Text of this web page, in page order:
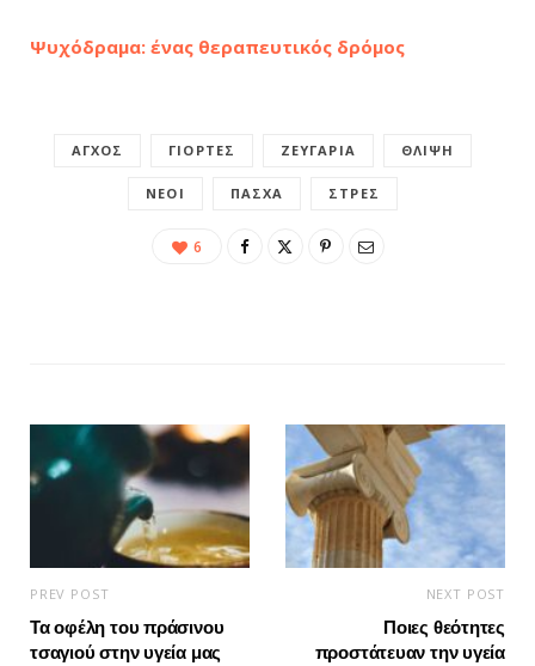
Ψυχόδραμα: ένας θεραπευτικός δρόμος
ΆΓΧΟΣ ΓΙΟΡΤΈΣ ΖΕΥΓΆΡΙΑ ΘΛΊΨΗ
ΝΈΟΙ ΠΆΣΧΑ ΣΤΡΕΣ
6
PREV POST
Τα οφέλη του πράσινου
τσαγιού στην υγεία μας
NEXT POST
Ποιες θεότητες
προστάτευαν την υγεία